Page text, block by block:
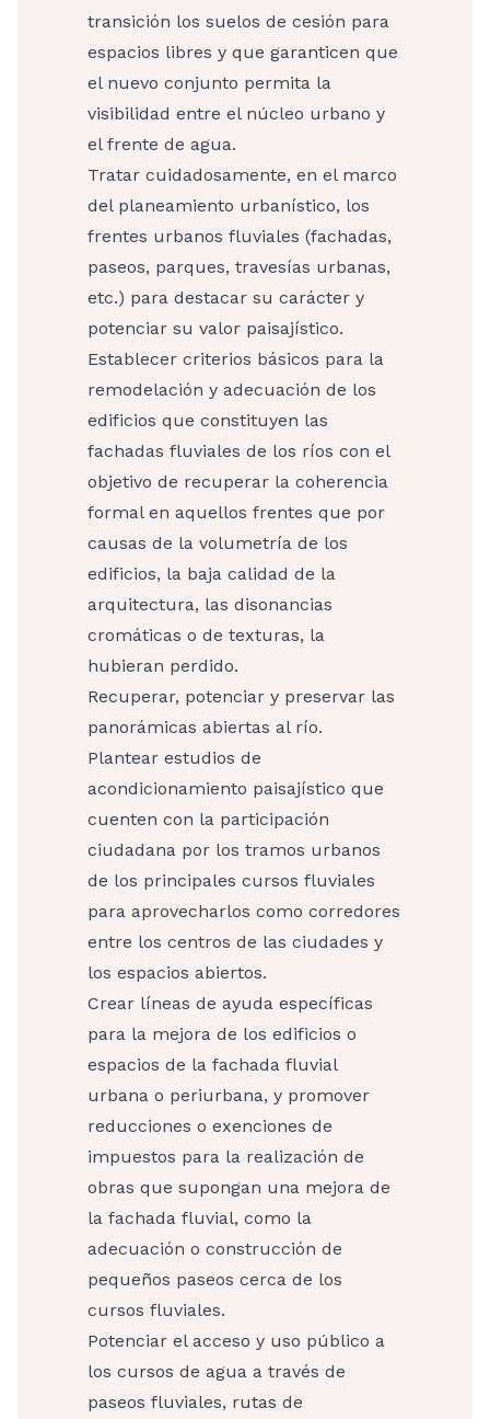
transición los suelos de cesión para
espacios libres y que garanticen que
el nuevo conjunto permita la
visibilidad entre el núcleo urbano y
el frente de agua.
Tratar cuidadosamente, en el marco
del planeamiento urbanístico, los
frentes urbanos fluviales (fachadas,
paseos, parques, travesías urbanas,
etc.) para destacar su carácter y
potenciar su valor paisajístico.
Establecer criterios básicos para la
remodelación y adecuación de los
edificios que constituyen las
fachadas fluviales de los ríos con el
objetivo de recuperar la coherencia
formal en aquellos frentes que por
causas de la volumetría de los
edificios, la baja calidad de la
arquitectura, las disonancias
cromáticas o de texturas, la
hubieran perdido.
Recuperar, potenciar y preservar las
panorámicas abiertas al río.
Plantear estudios de
acondicionamiento paisajístico que
cuenten con la participación
ciudadana por los tramos urbanos
de los principales cursos fluviales
para aprovecharlos como corredores
entre los centros de las ciudades y
los espacios abiertos.
Crear líneas de ayuda específicas
para la mejora de los edificios o
espacios de la fachada fluvial
urbana o periurbana, y promover
reducciones o exenciones de
impuestos para la realización de
obras que supongan una mejora de
la fachada fluvial, como la
adecuación o construcción de
pequeños paseos cerca de los
cursos fluviales.
Potenciar el acceso y uso público a
los cursos de agua a través de
paseos fluviales, rutas de